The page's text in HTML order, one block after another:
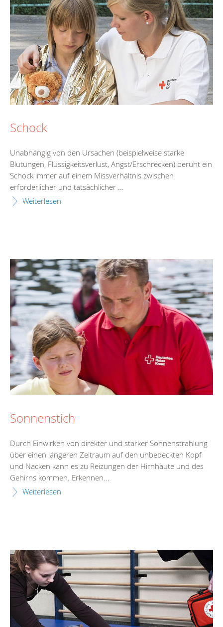
Schock
Unabhängig von den Ursachen (beispielweise starke
Blutungen, Flüssigkeitsverlust, Angst/Erschrecken) beruht ein
Schock immer auf einem Missverhältnis zwischen
erforderlicher und tatsächlicher ...
Weiterlesen
Sonnenstich
Durch Einwirken von direkter und starker Sonnenstrahlung
über einen längeren Zeitraum auf den unbedeckten Kopf
und Nacken kann es zu Reizungen der Hirnhäute und des
Gehirns kommen. Erkennen...
Weiterlesen